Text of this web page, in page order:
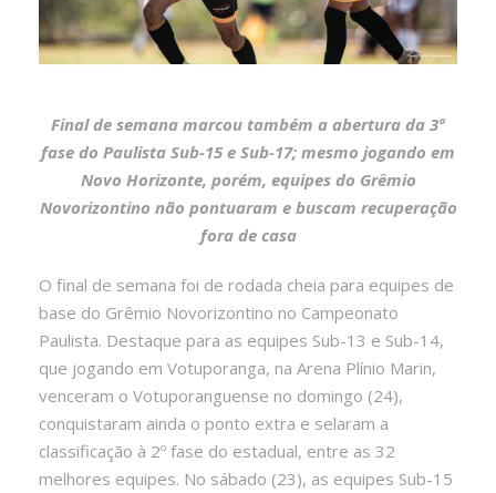
Final de semana marcou também a abertura da 3º
fase do Paulista Sub-15 e Sub-17; mesmo jogando em
Novo Horizonte, porém, equipes do Grêmio
Novorizontino não pontuaram e buscam recuperação
fora de casa
O final de semana foi de rodada cheia para equipes de
base do Grêmio Novorizontino no Campeonato
Paulista. Destaque para as equipes Sub-13 e Sub-14,
que jogando em Votuporanga, na Arena Plínio Marin,
venceram o Votuporanguense no domingo (24),
conquistaram ainda o ponto extra e selaram a
classificação à 2º fase do estadual, entre as 32
melhores equipes. No sábado (23), as equipes Sub-15